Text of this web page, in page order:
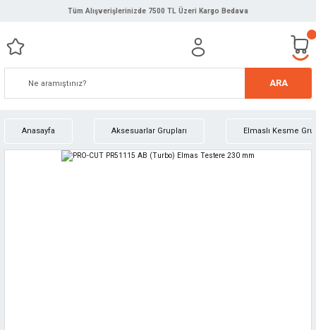
Tüm Alışverişlerinizde 7500 TL Üzeri Kargo Bedava
ARA
Anasayfa Aksesuarlar Grupları Elmaslı Kesme